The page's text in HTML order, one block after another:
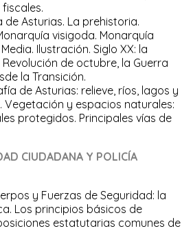
de Asturias. La prehistoria.
visigoda. Monarquía
Ilustración. Siglo XX: la
de octubre, la Guerra
la Transición.
de Asturias: relieve, ríos, lagos y
Vegetación y espacios naturales:
protegidos. Principales vías de
CIUDADANA Y POLICÍA
y Fuerzas de Seguridad: la
Los principios básicos de
estatutarias comunes de